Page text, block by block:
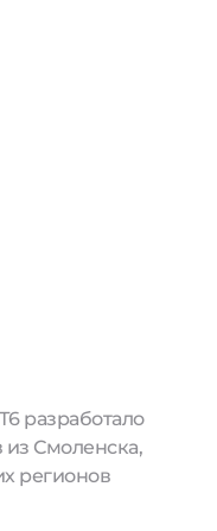
разработало
из Смоленска,
регионов